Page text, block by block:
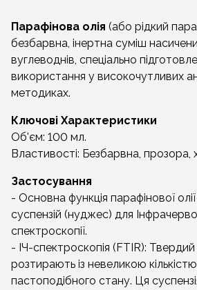
Парафінова олія (або рідкий
безбарвна, інертна суміш
вуглеводнів, спеціально
використання у високочутливих
методиках.
Ключові Характеристики
Об'єм: 100 мл.
Властивості: Безбарвна, прозора,
Застосування
- Основна функція парафінової
суспензій (нуджес) для
спектроскопії.
- ІЧ-спектроскопія (FTIR): Твердий
розтирають із невеликою кількістю
пастоподібного стану. Ця